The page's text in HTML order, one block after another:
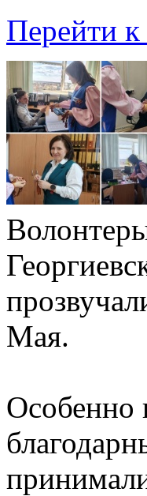
Перейти к
Мая.
Особенно